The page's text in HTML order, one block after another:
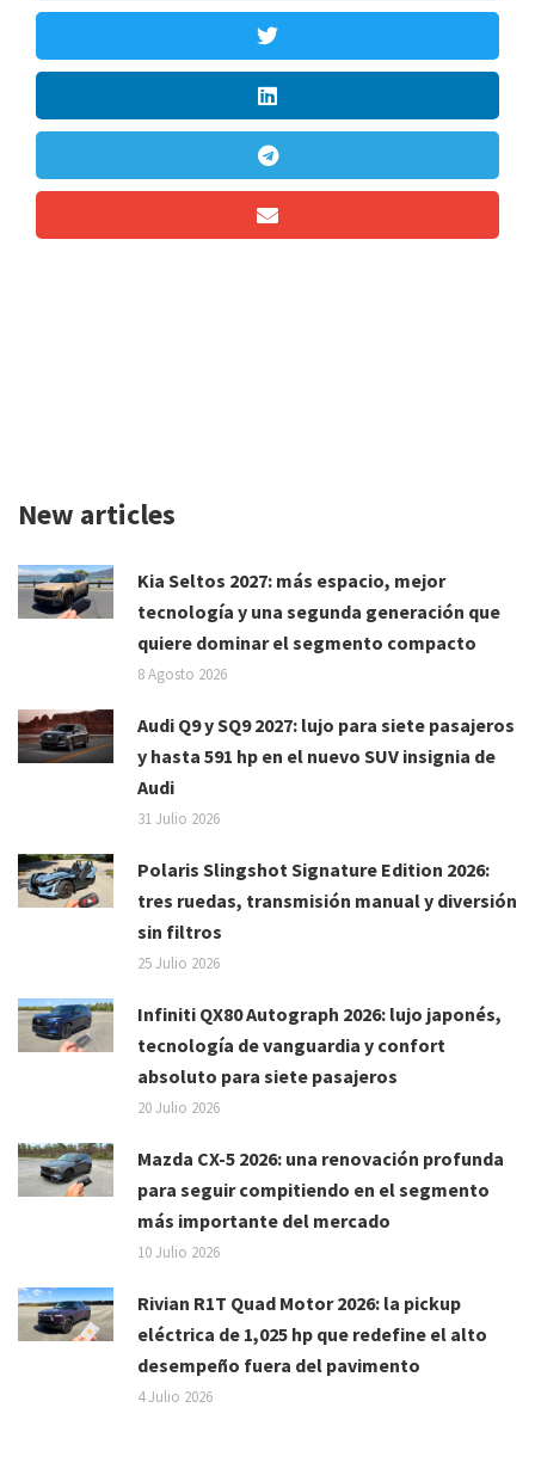
New articles
Kia Seltos 2027: más espacio, mejor
tecnología y una segunda generación que
quiere dominar el segmento compacto
8 Agosto 2026
Audi Q9 y SQ9 2027: lujo para siete pasajeros
y hasta 591 hp en el nuevo SUV insignia de
Audi
31 Julio 2026
Polaris Slingshot Signature Edition 2026:
tres ruedas, transmisión manual y diversión
sin filtros
25 Julio 2026
Infiniti QX80 Autograph 2026: lujo japonés,
tecnología de vanguardia y confort
absoluto para siete pasajeros
20 Julio 2026
Mazda CX-5 2026: una renovación profunda
para seguir compitiendo en el segmento
más importante del mercado
10 Julio 2026
Rivian R1T Quad Motor 2026: la pickup
eléctrica de 1,025 hp que redefine el alto
desempeño fuera del pavimento
4 Julio 2026